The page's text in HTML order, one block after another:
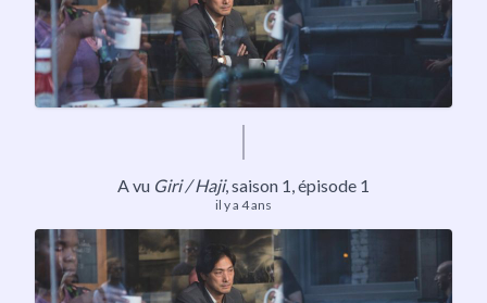
A vu Giri / Haji,saison 1, épisode 1
il y a 4 ans